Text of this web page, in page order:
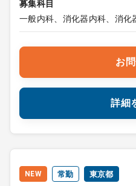
募集科目
一般内科、消化器内科、消化
お
詳細
NEW 常勤 東京都